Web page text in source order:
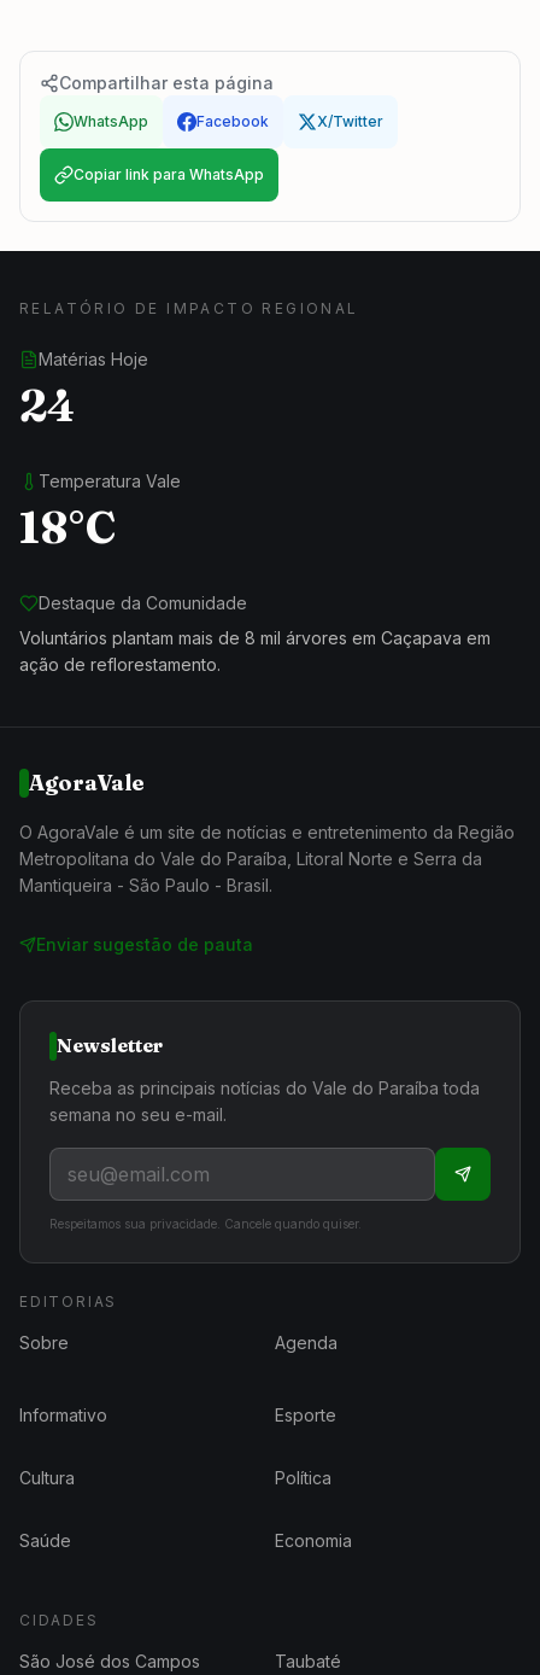
Compartilhar esta página
WhatsApp Facebook X/Twitter
Copiar link para WhatsApp
RELATÓRIO DE IMPACTO REGIONAL
Matérias Hoje
24
Temperatura Vale
18°C
Destaque da Comunidade
Voluntários plantam mais de 8 mil árvores em Caçapava em
ação de reflorestamento.
AgoraVale
O AgoraVale é um site de notícias e entretenimento da Região
Metropolitana do Vale do Paraíba, Litoral Norte e Serra da
Mantiqueira - São Paulo - Brasil.
Enviar sugestão de pauta
Newsletter
Receba as principais notícias do Vale do Paraíba toda
semana no seu e-mail.
Respeitamos sua privacidade. Cancele quando quiser.
EDITORIAS
Sobre Agenda
Informativo Esporte
Cultura Política
Saúde Economia
CIDADES
São José dos Campos Taubaté